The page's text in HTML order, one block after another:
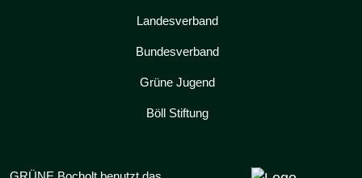
Landesverband
Bundesverband
Grüne Jugend
Böll Stiftung